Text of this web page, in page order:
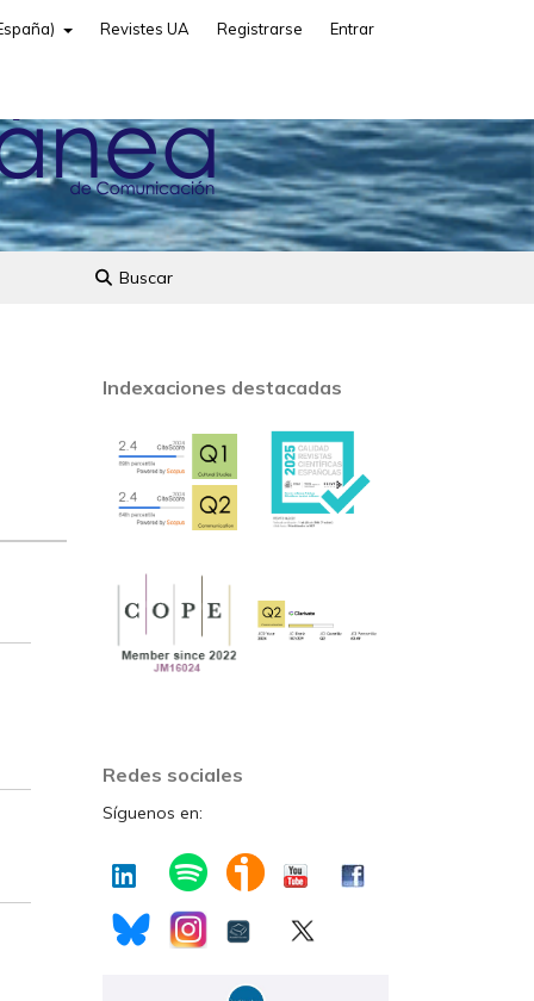
Buscar
Revistes UA Registrarse Entrar
Indexaciones destacadas
Redes sociales
Síguenos en: